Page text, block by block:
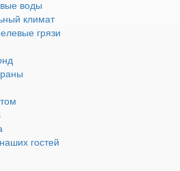
воды
климат
грязи
гостей
их учтем.
однокомнатный
1 односпальной кроватью.
доп. место.
1 и 2.